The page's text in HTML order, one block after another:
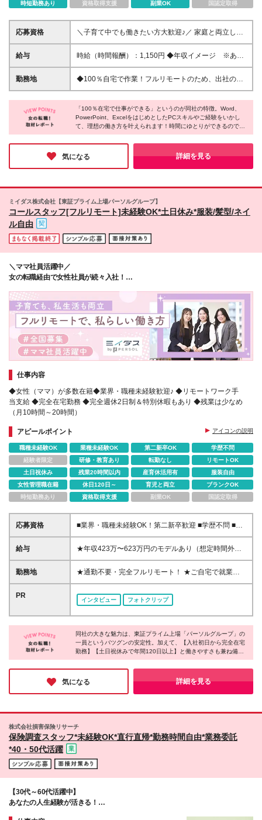
時短勤務あり 資格取得支援 副業OK 国認定取得
応募資格
＼子育て中でも働きたい方大歓迎♪／ 家庭と両立しな
がら活躍している方が多数！ これまでのご経験をい
かして働けます！ 【具体的には】 ・1年以上の社会人
ツールを業務で使用したご経験 （PowerPointや
Googleスプレッドシート、ファイルを複数人で共有
ーションを行った経験 オンラインミーティングを行
いますので、Webカメラを使用し、お顔を合わせてお
話しできる環境が整っている方を対象としています。
＼こんな人は大歓迎！／ 下記のスキルをお持ちの方 <
特化型業務>経理、労務、業務効率化、採用の経験 <
専門スキル>HTMLやCSSの知識、デザイン制作経
験、Power Platformなどでの開発経験 ★学歴不問、ブ
給与
時給（時間報酬）：1,150円 ◆年収イメージ ※あく
まで一例です 年収220万8,000円～（時間報酬1,150円
で1日8h×月20日×12カ月で計算） 年収110万4,000円
※トレーニング期間中（1ヶ月程度）も時間報酬は
1,150円です
勤務地
◆100％自宅で作業！フルリモートのため、出社の必
要はありません。 ≪本社≫ 東京都中央区銀座6-14-8
※業務には在宅ワークのできる環境が必要です。 ≪作
業をするにあたって必要な環境≫ ※スタートまでにご
自身のPCまたは、ご自身で手配したレンタルPC（下
記の環境設定が可能なもの）をご用意ください。
■OS Windows： 11以上（Microsoft公式要件を満たす
もの） Mac： 公式サポート（OSアップデート）対象
のもの ■推奨CPU Intel：Corei5以上/第12世代
ュリティリスクの観点から当社では使用できません。
■周辺機器・ソフト ・セキュリティソフト ・有料の
ポートが終了していないもの） ・パソコン用のWeb
界中のどこからでも働けます！
「100％在宅で仕事ができる」というのが同社の特徴。Word、
PowerPoint、ExcelをはじめとしたPCスキルやご経験をいかし
て、理想の働き方を叶えられます！時間にゆとりができるので、
「資格勉強などのスキルアップに時間を使えるようになった」と
いう方も多いのだとか。「仕事のやりがいとプライベートを両立
したい」そんな想いをお持ちの方にピッタリの求人だと思いまし
た！
気になる 詳細を見る
ミイダス株式会社【東証プライム上場パーソルグループ】
コールスタッフ[フルリモート]未経験OK*土日休み*服装/髪型/ネイ
ル自由
＼ママ社員活躍中／
女の転職経由で女性社員が続々入社！
仕事内容
◆女性（ママ）が多数在籍◆業界・職種未経験歓迎♪ ◆リモートワーク手
当支給 ◆完全在宅勤務 ◆完全週休2日制＆特別休暇もあり ◆残業は少なめ
（月10時間～20時間）
アピールポイント アイコンの説明
職種未経験OK 業種未経験OK 第二新卒OK
学歴不問
経験者限定
研修・教育あり 転勤なし
リモートOK
土日祝休み
残業20時間以内 産育休活用有
服装自由
女性管理職在籍
休日120日～ 育児と両立
ブランクOK
時短勤務あり
資格取得支援 副業OK 国認定取得
応募資格
■業界・職種未経験OK！第二新卒歓迎 ■学歴不問 ■営
業や販売サービス業・カスタマーサポートなど、顧客
折衝経験をお持ちの方 ＜契約更新あり＞ 初回2ヵ月、
じて更新 ※正社員登用あり
給与
★年収423万〜623万円のモデルあり（想定時間外手
当10時間分含む） ★半年に一度ドカンと支給のボー
ナスあり（半年に1度最大150万円） 月給25万円〜＋
円） ＊残業手当全額支給 ※経験・スキルにより月給
ンセンティブとして還元！》 当社は5段階の評価制度
を導入。 半期に1回の評価で最高ランク（5点）を獲
得したメンバーには、 150万円のインセンティブを支
得られる仕組みです。
勤務地
★通勤不要・完全フルリモート！ ★ご自宅で就業い
ただきます ……………………………………… 東京都
品川区北品川5-1-18 住友不動産大崎ツインビル東館
┗JR山手線・埼京線・湘南新宿ライン・りんかい線
「大崎駅」新東口より徒歩8分 東急池上線 「五反田
駅」東急五反田駅出口より徒歩9分 · JR山手線 「五反
田駅」より徒歩10分
……………………………………… ※首都圏の方や本社
への通勤が可能な方は、本社にて研修を実施後に在宅
勤務となります ※(変更の範囲)上記を除く当社関連勤
務地
PR
インタビュー フォトクリップ
同社の大きな魅力は、東証プライム上場「パーソルグループ」の
一員というバツグンの安定性。加えて、【入社初日から完全在宅
勤務】【土日祝休みで年間120日以上】と働きやすさも兼ね備え
ています。ノートPCの貸与やリモートワーク手当の支給など福利
厚生も充実。無理なく・長く働ける環境を探している方にとって
ピッタリな企業です◎
気になる 詳細を見る
株式会社損害保険リサーチ
保険調査スタッフ*未経験OK*直行直帰*勤務時間自由*業務委託
*40・50代活躍
【30代～60代活躍中】
あなたの人生経験が活きる！